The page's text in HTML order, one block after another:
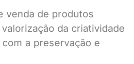
venda de produtos
da criatividade
a preservação e